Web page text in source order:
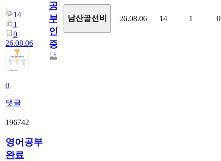
14
1
0
26.08.06
0
댓글
공
부
인
증
남산골선비 26.08.06 14 1 0
196742
영어공부
완료